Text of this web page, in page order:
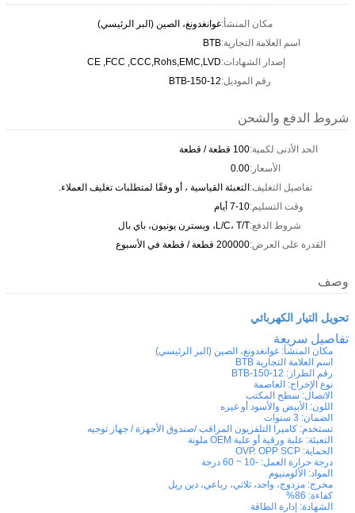
مكان المنشأ:غوانغدونغ، الصين (البر الرئيسي)
اسم العلامة التجارية:BTB
إصدار الشهادات:CE ,FCC ,CCC,Rohs,EMC,LVD
رقم الموديل:BTB-150-12
شروط الدفع والشحن
الحد الأدنى لكمية:100 قطعة / قطعة
الأسعار:0.00
تفاصيل التغليف:التعبئة القياسية ، أو وفقًا لمتطلبات تغليف العملاء.
وقت التسليم:7-10 أيام
شروط الدفع:L/C، T/T، ويسترن يونيون، باي بال
القدرة على العرض:200000 قطعة / قطعة في الأسبوع
وصف
تحويل التيار الكهربائي
تفاصيل سريعة
مكان المنشأ: غوانغدونغ، الصين (البر الرئيسي)
اسم العلامة التجارية BTB
رقم الطراز: BTB-150-12
نوع الإخراج: العاصمة
الاتصال: سطح المكتب
اللون: الأبيض والأسود أو غيره
الضمان: 3 سنوات
تستخدم: كاميرا التلفزيون المراقب /صندوق الأجهزة / جهاز توجيه
التعبئة: علبة ورقية أو علبة OEM ملونة
الحماية: OVP. OPP SCP
درجة حرارة العمل: -10 ~ 60 درجة
المواد: الألومنيوم
مخرج: مزدوج، واحد، ثلاثي، رباعي، دين ريل
كفاءة: 86%
الشهادة: إدارة الطاقة